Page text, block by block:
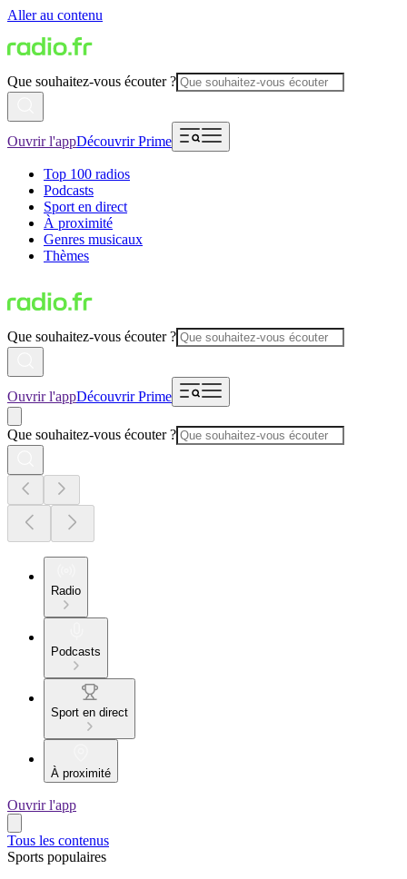
Aller au contenu
Que souhaitez-vous écouter ?
Ouvrir l'appDécouvrir Prime
Top 100 radios
Podcasts
Sport en direct
À proximité
Genres musicaux
Thèmes
Que souhaitez-vous écouter ?
Ouvrir l'appDécouvrir Prime
Que souhaitez-vous écouter ?
Radio
Podcasts
Sport en direct
À proximité
Ouvrir l'app
Tous les contenus
Sports populaires